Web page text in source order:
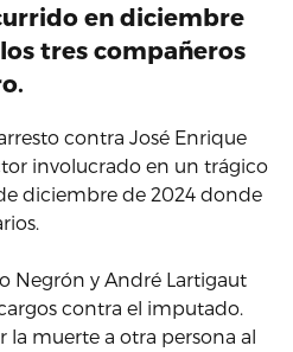
en diciembre
tres compañeros
contra José Enrique
involucrado en un trágico
diciembre de 2024 donde
Negrón y André Lartigaut
contra el imputado.
la muerte a otra persona al